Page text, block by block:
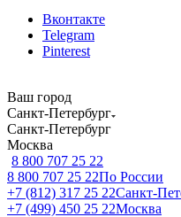
Вконтакте
Telegram
Pinterest
Ваш город
Санкт-Петербург
Санкт-Петербург
Москва
8 800 707 25 22
8 800 707 25 22По России
+7 (812) 317 25 22Санкт-
+7 (499) 450 25 22Москва